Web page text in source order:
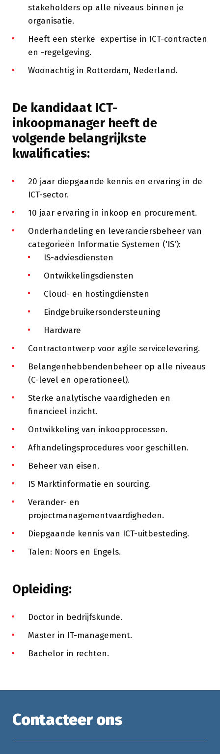
stakeholders op alle niveaus binnen je
organisatie.
Heeft een sterke expertise in ICT-contracten
en -regelgeving.
Woonachtig in Rotterdam, Nederland.
De kandidaat ICT-
inkoopmanager heeft de
volgende belangrijkste
kwalificaties:
20 jaar diepgaande kennis en ervaring in de
ICT-sector.
10 jaar ervaring in inkoop en procurement.
Onderhandeling en leveranciersbeheer van
categorieën Informatie Systemen ('IS'):
IS-adviesdiensten
Ontwikkelingsdiensten
Cloud- en hostingdiensten
Eindgebruikersondersteuning
Hardware
Contractontwerp voor agile servicelevering.
Belangenhebbendenbeheer op alle niveaus
(C-level en operationeel).
Sterke analytische vaardigheden en
financieel inzicht.
Ontwikkeling van inkoopprocessen.
Afhandelingsprocedures voor geschillen.
Beheer van eisen.
IS Marktinformatie en sourcing.
Verander- en
projectmanagementvaardigheden.
Diepgaande kennis van ICT-uitbesteding.
Talen: Noors en Engels.
Opleiding:
Doctor in bedrijfskunde.
Master in IT-management.
Bachelor in rechten.
Contacteer ons